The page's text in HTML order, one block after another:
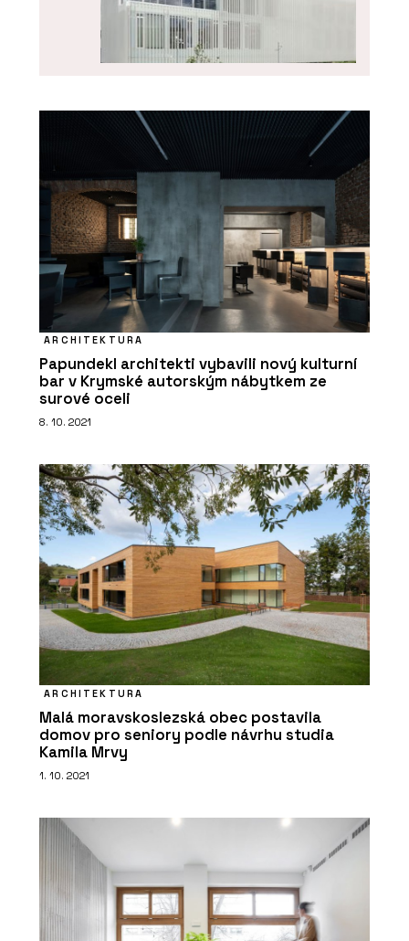
O FIRMĚ
KOMA MODULAR s. r. o.
PRODUKTY
Modulární bytové domy - KOMA
ČLÁNKY
Umění prvního dojmu. Modulární
fasády kombinují praktické a
elegantní v jeden celek
PRODUKTY
Modulární nemocnice - KOMA
ARCHITEKTURA
Papundekl architekti vybavili nový kulturní
bar v Krymské autorským nábytkem ze
surové oceli
8. 10. 2021
ARCHITEKTURA
Malá moravskoslezská obec postavila
domov pro seniory podle návrhu studia
Kamila Mrvy
1. 10. 2021